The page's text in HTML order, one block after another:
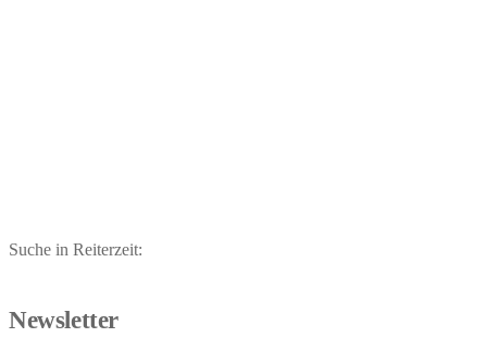
Suche in Reiterzeit:
Newsletter